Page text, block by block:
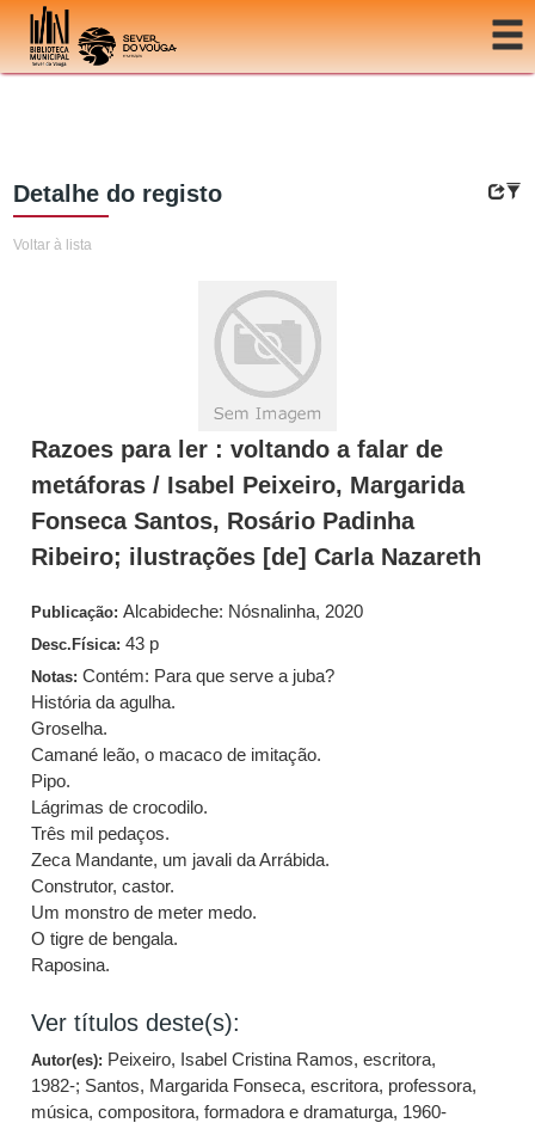
Ir para o conteúdo
Detalhe do registo
Voltar à lista
Razoes para ler : voltando a falar de
metáforas / Isabel Peixeiro, Margarida
Fonseca Santos, Rosário Padinha
Ribeiro; ilustrações [de] Carla Nazareth
Publicação:Alcabideche: Nósnalinha, 2020
Desc.Física:43 p
Notas:Contém: Para que serve a juba?
História da agulha.
Groselha.
Camané leão, o macaco de imitação.
Pipo.
Lágrimas de crocodilo.
Três mil pedaços.
Zeca Mandante, um javali da Arrábida.
Construtor, castor.
Um monstro de meter medo.
O tigre de bengala.
Raposina.
Ver títulos deste(s):
Autor(es): Peixeiro, Isabel Cristina Ramos, escritora,
1982-; Santos, Margarida Fonseca, escritora, professora,
música, compositora, formadora e dramaturga, 1960-